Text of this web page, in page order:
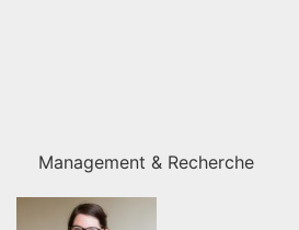
Management & Recherche